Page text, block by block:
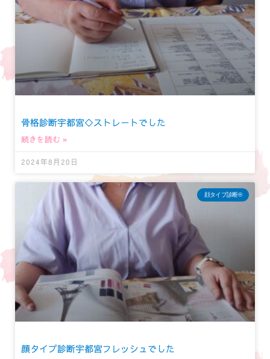
骨格診断宇都宮◇ストレートでした
続きを読む »
2024年8月20日
顔タイプ診断®︎
顔タイプ診断宇都宮フレッシュでした